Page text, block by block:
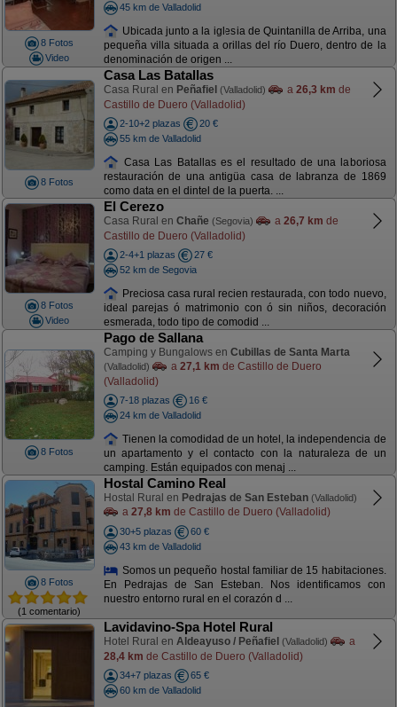
8 Fotos
Video
45 km de Valladolid
Ubicada junto a la iglesia de Quintanilla de Arriba, una
pequeña villa situada a orillas del río Duero, dentro de la
denominación de origen ...
8 Fotos
Casa Las Batallas
Casa Rural en Peñafiel (Valladolid) a 26,3 km de
Castillo de Duero (Valladolid)
2-10+2 plazas
20 €
55 km de Valladolid
Casa Las Batallas es el resultado de una laboriosa
restauración de una antigüa casa de labranza de 1869
como data en el dintel de la puerta. ...
8 Fotos
Video
El Cerezo
Casa Rural en Chañe (Segovia) a 26,7 km de
Castillo de Duero (Valladolid)
2-4+1 plazas
27 €
52 km de Segovia
Preciosa casa rural recien restaurada, con todo nuevo,
ideal parejas ó matrimonio con ó sin niños, decoración
esmerada, todo tipo de comodid ...
8 Fotos
Pago de Sallana
Camping y Bungalows en Cubillas de Santa Marta
(Valladolid) a 27,1 km de Castillo de Duero
(Valladolid)
7-18 plazas
16 €
24 km de Valladolid
Tienen la comodidad de un hotel, la independencia de
un apartamento y el contacto con la naturaleza de un
camping. Están equipados con menaj ...
8 Fotos
(1 comentario)
Hostal Camino Real
Hostal Rural en Pedrajas de San Esteban (Valladolid)
a 27,8 km de Castillo de Duero (Valladolid)
30+5 plazas
60 €
43 km de Valladolid
Somos un pequeño hostal familiar de 15 habitaciones.
En Pedrajas de San Esteban. Nos identificamos con
nuestro entorno rural en el corazón d ...
Lavidavino-Spa Hotel Rural
Hotel Rural en Aldeayuso / Peñafiel (Valladolid)
a
28,4 km de Castillo de Duero (Valladolid)
34+7 plazas
65 €
60 km de Valladolid